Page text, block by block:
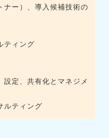
ー）、導入候補技術の
ティング
定、共有化とマネジメ
ルティング